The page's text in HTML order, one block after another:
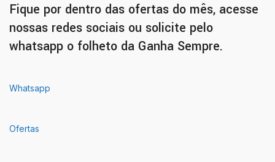
Fique por dentro das ofertas do mês, acesse
nossas redes sociais ou solicite pelo
whatsapp o folheto da Ganha Sempre.
Whatsapp
Ofertas